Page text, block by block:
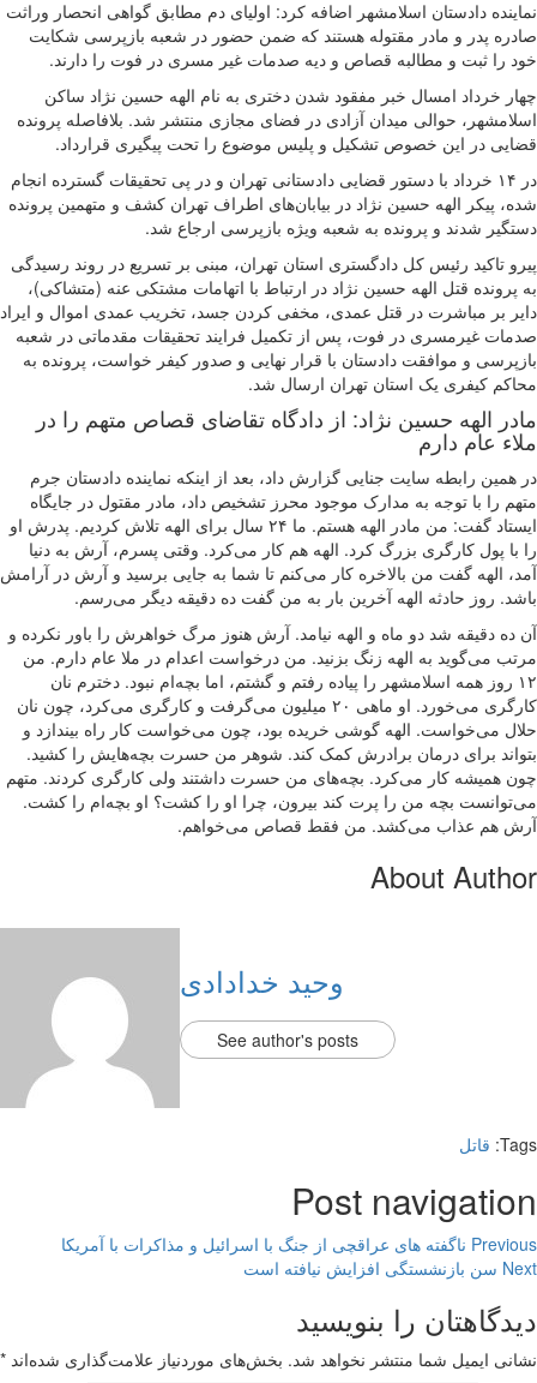
نماینده دادستان اسلامشهر اضافه کرد: اولیای دم مطابق گواهی انحصار وراثت
صادره پدر و مادر مقتوله هستند که ضمن حضور در شعبه بازپرسی شکایت
خود را ثبت و مطالبه قصاص و دیه صدمات غیر مسری در فوت را دارند.
چهار خرداد امسال خبر مفقود شدن دختری به نام الهه حسین نژاد ساکن
اسلامشهر، حوالی میدان آزادی در فضای مجازی منتشر شد. بلافاصله پرونده
قضایی در این خصوص تشکیل و پلیس موضوع را تحت پیگیری قرارداد.
در ۱۴ خرداد با دستور قضایی دادستانی تهران و در پی تحقیقات گسترده انجام
شده، پیکر الهه حسین نژاد در بیابان‌های اطراف تهران کشف و متهمین پرونده
دستگیر شدند و پرونده به شعبه ویژه بازپرسی ارجاع شد.
پیرو تاکید رئیس کل دادگستری استان تهران، مبنی بر تسریع در روند رسیدگی
به پرونده قتل الهه حسین نژاد در ارتباط با اتهامات مشتکی عنه (متشاکی)،
دایر بر مباشرت در قتل عمدی، مخفی کردن جسد، تخریب عمدی اموال و ایراد
صدمات غیرمسری در فوت، پس از تکمیل فرایند تحقیقات مقدماتی در شعبه
بازپرسی و موافقت دادستان با قرار نهایی و صدور کیفر خواست، پرونده به
محاکم کیفری یک استان تهران ارسال شد.
مادر الهه حسین نژاد: از دادگاه تقاضای قصاص متهم را در
ملاء عام دارم
در همین رابطه سایت جنایی گزارش داد، بعد از اینکه نماینده دادستان جرم
متهم را با توجه به مدارک موجود محرز تشخیص داد، مادر مقتول در جایگاه
ایستاد گفت: من مادر الهه هستم. ما ۲۴ سال برای الهه تلاش کردیم. پدرش او
را با پول کارگری بزرگ کرد. الهه هم کار می‌کرد. وقتی پسرم، آرش به دنیا
آمد، الهه گفت من بالاخره کار می‌کنم تا شما به جایی برسید و آرش در آرامش
باشد. روز حادثه الهه آخرین بار به من گفت ده دقیقه دیگر می‌رسم.
آن ده دقیقه شد دو ماه و الهه نیامد. آرش هنوز مرگ خواهرش را باور نکرده و
مرتب می‌گوید به الهه زنگ بزنید. من درخواست اعدام در ملا عام دارم. من
۱۲ روز همه اسلامشهر را پیاده رفتم و گشتم، اما بچه‌ام نبود. دخترم نان
کارگری می‌خورد. او ماهی ۲۰ میلیون می‌گرفت و کارگری می‌کرد، چون نان
حلال می‌خواست. الهه گوشی خریده بود، چون می‌خواست کار راه بیندازد و
بتواند برای درمان برادرش کمک کند. شوهر من حسرت بچه‌هایش را کشید.
چون همیشه کار می‌کرد. بچه‌های من حسرت داشتند ولی کارگری کردند. متهم
می‌توانست بچه من را پرت کند بیرون، چرا او را کشت؟ او بچه‌ام را کشت.
آرش هم عذاب می‌کشد. من فقط قصاص می‌خواهم.
About Author
وحید خدادادی
See author's posts
Tags: قاتل
Post navigation
Previous ناگفته های عراقچی از جنگ با اسرائیل و مذاکرات با آمریکا
Next سن بازنشستگی افزایش نیافته است
دیدگاهتان را بنویسید
نشانی ایمیل شما منتشر نخواهد شد. بخش‌های موردنیاز علامت‌گذاری شده‌اند *